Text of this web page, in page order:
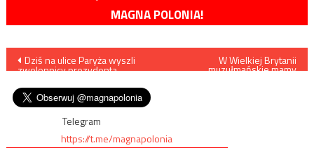
MAGNA POLONIA!
Nawigacja
wpisu
Dziś na ulice Paryża wyszli
zwolennicy prezydenta
W Wielkiej Brytanii
muzułmańskie mamy
Telegram
https://t.me/magnapolonia